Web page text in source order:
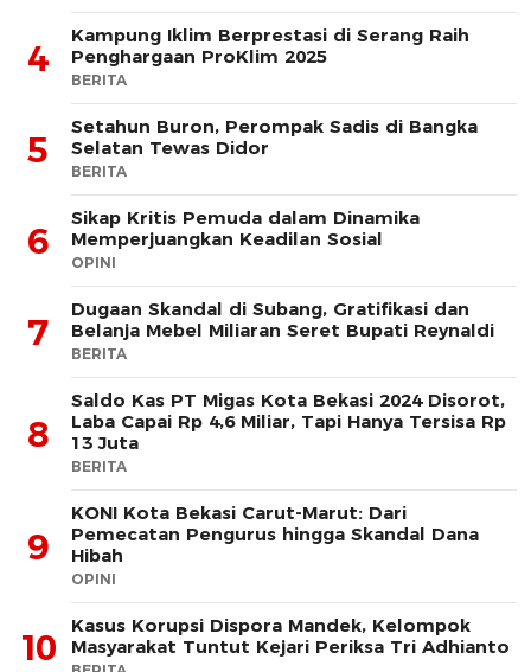
4
Kampung Iklim Berprestasi di Serang Raih
Penghargaan ProKlim 2025
BERITA
5
Setahun Buron, Perompak Sadis di Bangka
Selatan Tewas Didor
BERITA
6
Sikap Kritis Pemuda dalam Dinamika
Memperjuangkan Keadilan Sosial
OPINI
7
Dugaan Skandal di Subang, Gratifikasi dan
Belanja Mebel Miliaran Seret Bupati Reynaldi
BERITA
8
Saldo Kas PT Migas Kota Bekasi 2024 Disorot,
Laba Capai Rp 4,6 Miliar, Tapi Hanya Tersisa Rp
13 Juta
BERITA
9
KONI Kota Bekasi Carut-Marut: Dari
Pemecatan Pengurus hingga Skandal Dana
Hibah
OPINI
10
Kasus Korupsi Dispora Mandek, Kelompok
Masyarakat Tuntut Kejari Periksa Tri Adhianto